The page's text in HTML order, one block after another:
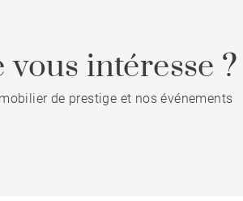
intéresse ?
de prestige et nos événements